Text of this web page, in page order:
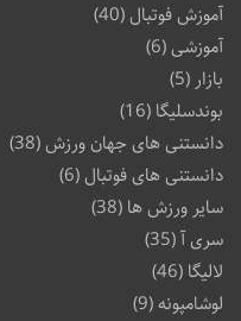
آموزش فوتبال (40)
آموزشی(6)
بازار (5)
بوندسلیگا (16)
دانستنی های جهان ورزش(38)
دانستنی های فوتبال (6)
سایر ورزش ها (38)
سری آ(35)
لالیگا (46)
لوشامپونه(9)